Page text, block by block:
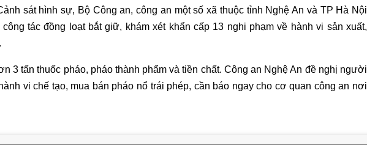
sát hình sự, Bộ Công an, công an một số xã thuộc tỉnh Nghệ An và TP Hà Nội
tác đồng loạt bắt giữ, khám xét khẩn cấp 13 nghi phạm về hành vi sản xuất,
3 tấn thuốc pháo, pháo thành phẩm và tiền chất. Công an Nghệ An đề nghị người
vi chế tạo, mua bán pháo nổ trái phép, cần báo ngay cho cơ quan công an nơi